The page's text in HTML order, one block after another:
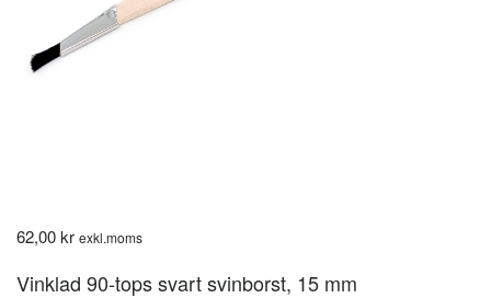
62,00kr exkl.moms
Vinklad 90-tops svart svinborst, 15 mm